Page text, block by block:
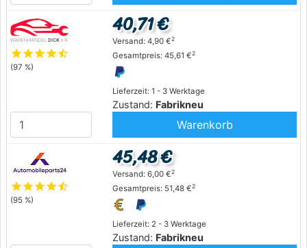
starstarstarstarstar_half
(97 %)
Lieferzeit: 1 - 3 Werktage
Zustand: Fabrikneu
40,71 €
Versand: 4,90 €2
Gesamtpreis: 45,61 €2
Warenkorb
starstarstarstarstar_half
(95 %)
Lieferzeit: 2 - 3 Werktage
Zustand: Fabrikneu
45,48 €
Versand: 6,00 €2
Gesamtpreis: 51,48 €2